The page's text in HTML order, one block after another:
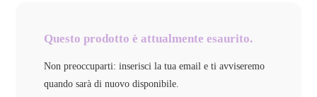
Questo prodotto è attualmente esaurito.
Non preoccuparti: inserisci la tua email e ti avviseremo
quando sarà di nuovo disponibile.